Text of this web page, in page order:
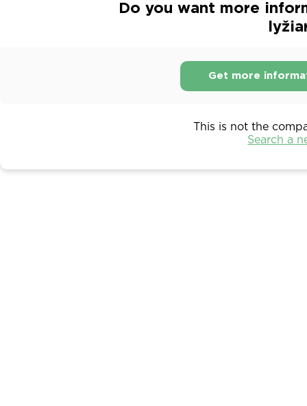
Do you want more
Get more
This is not the
Search a